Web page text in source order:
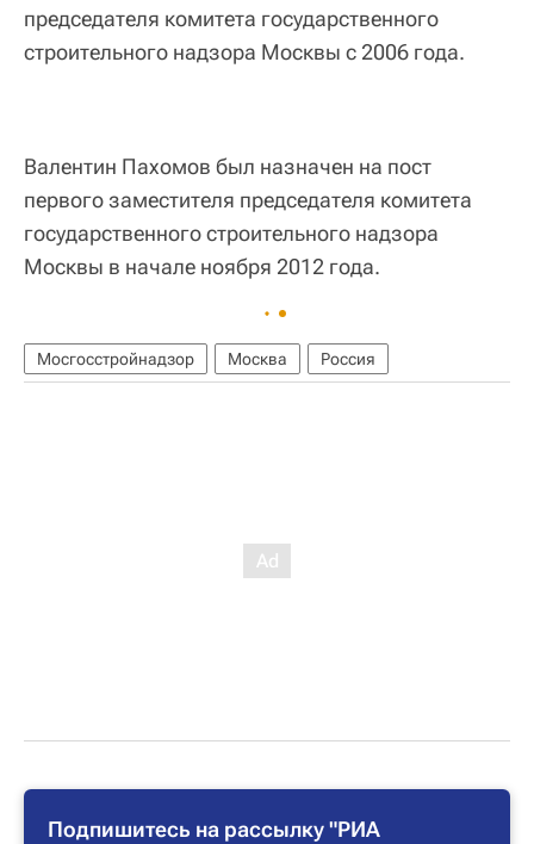
председателя комитета государственного
строительного надзора Москвы с 2006 года.
Валентин Пахомов был назначен на пост
первого заместителя председателя комитета
государственного строительного надзора
Москвы в начале ноября 2012 года.
Мосгосстройнадзор Москва Россия
Подпишитесь на рассылку "РИА